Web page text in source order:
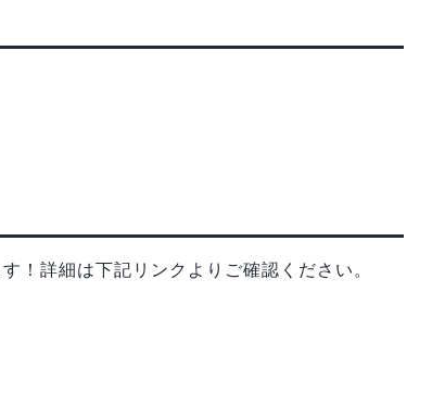
！詳細は下記リンクよりご確認ください。